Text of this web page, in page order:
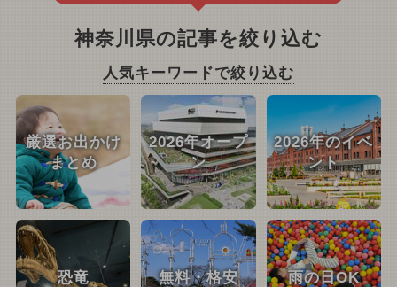
神奈川県の記事を絞り込む
人気キーワードで絞り込む
厳選お出かけ
まとめ
2026年オープ
ン
2026年のイベ
ント
恐竜 無料・格安 雨の日OK